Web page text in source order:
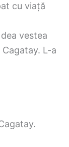
cu viață
vestea
L-a